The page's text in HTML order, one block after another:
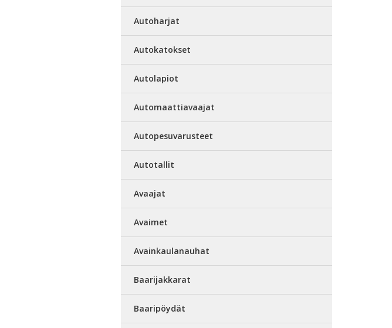
Autoharjat
Autokatokset
Autolapiot
Automaattiavaajat
Autopesuvarusteet
Autotallit
Avaajat
Avaimet
Avainkaulanauhat
Baarijakkarat
Baaripöydät